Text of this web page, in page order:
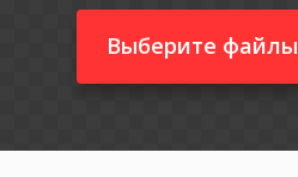
Выберите файлы